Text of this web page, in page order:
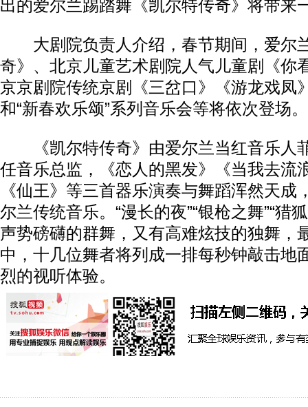
出的爱尔兰踢踏舞《凯尔特传奇》将带来
大剧院负责人介绍，春节期间，爱尔
奇》、北京儿童艺术剧院人气儿童剧《你
京京剧院传统京剧《三岔口》《游龙戏凤
和“新春欢乐颂”系列音乐会等将依次登场。
《凯尔特传奇》由爱尔兰当红音乐人
任音乐总监，《恋人的黑发》《当我去流
《仙王》等三首器乐演奏与舞蹈浑然天成
尔兰传统音乐。“漫长的夜”“银枪之舞”“猎
声势磅礴的群舞，又有高难炫技的独舞，
中，十几位舞者将列成一排每秒钟敲击地
烈的视听体验。